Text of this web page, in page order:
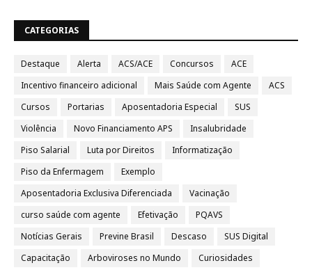
CATEGORIAS
Destaque Alerta ACS/ACE Concursos
ACE
Incentivo financeiro adicional
Mais Saúde com Agente
ACS
Cursos
Portarias Aposentadoria Especial
SUS
Violência
Novo Financiamento APS
Insalubridade
Piso Salarial
Luta por Direitos
Informatização
Piso da Enfermagem
Exemplo
Aposentadoria Exclusiva Diferenciada
Vacinação
curso saúde com agente
Efetivação
PQAVS
Notícias Gerais
Previne Brasil Descaso
SUS Digital
Capacitação
Arboviroses no Mundo
Curiosidades